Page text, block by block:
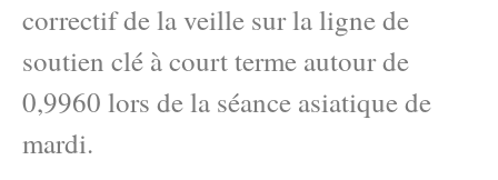
correctif de la veille sur la ligne de
soutien clé à court terme autour de
0,9960 lors de la séance asiatique de
mardi.